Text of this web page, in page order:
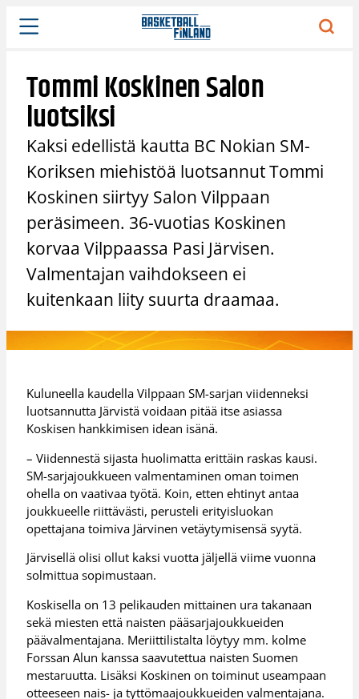
Siirry
sisältöön
Tommi Koskinen Salon
luotsiksi
Kaksi edellistä kautta BC Nokian SM-
Koriksen miehistöä luotsannut Tommi
Koskinen siirtyy Salon Vilppaan
peräsimeen. 36-vuotias Koskinen
korvaa Vilppaassa Pasi Järvisen.
Valmentajan vaihdokseen ei
kuitenkaan liity suurta draamaa.
Kuluneella kaudella Vilppaan SM-sarjan viidenneksi
luotsannutta Järvistä voidaan pitää itse asiassa
Koskisen hankkimisen idean isänä.
– Viidennestä sijasta huolimatta erittäin raskas kausi.
SM-sarjajoukkueen valmentaminen oman toimen
ohella on vaativaa työtä. Koin, etten ehtinyt antaa
joukkueelle riittävästi, perusteli erityisluokan
opettajana toimiva Järvinen vetäytymisensä syytä.
Järvisellä olisi ollut kaksi vuotta jäljellä viime vuonna
solmittua sopimustaan.
Koskisella on 13 pelikauden mittainen ura takanaan
sekä miesten että naisten pääsarjajoukkueiden
päävalmentajana. Meriittilistalta löytyy mm. kolme
Forssan Alun kanssa saavutettua naisten Suomen
mestaruutta. Lisäksi Koskinen on toiminut useampaan
otteeseen nais- ja tyttömaajoukkueiden valmentajana.